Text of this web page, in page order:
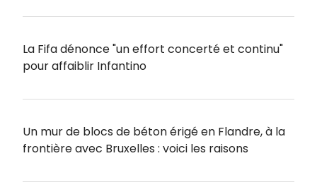
La Fifa dénonce "un effort concerté et continu"
pour affaiblir Infantino
Un mur de blocs de béton érigé en Flandre, à la
frontière avec Bruxelles : voici les raisons